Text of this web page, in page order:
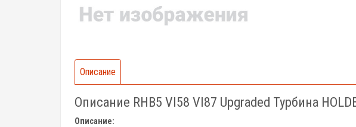
Описание
Описание RHB5 VI58 VI87 Upgraded Турбина
Описание: